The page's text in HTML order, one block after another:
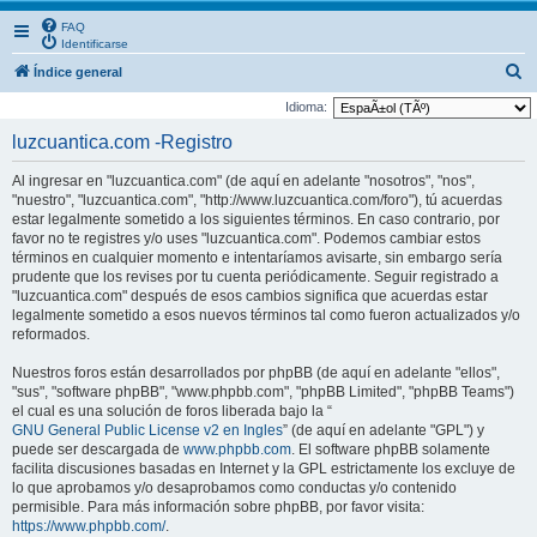
FAQ
Identificarse
Índice general
u
Idioma:
luzcuantica.com -Registro
Al ingresar en "luzcuantica.com" (de aquí en adelante "nosotros", "nos",
"nuestro", "luzcuantica.com", "http://www.luzcuantica.com/foro"), tú acuerdas
estar legalmente sometido a los siguientes términos. En caso contrario, por
favor no te registres y/o uses "luzcuantica.com". Podemos cambiar estos
términos en cualquier momento e intentaríamos avisarte, sin embargo sería
prudente que los revises por tu cuenta periódicamente. Seguir registrado a
"luzcuantica.com" después de esos cambios significa que acuerdas estar
legalmente sometido a esos nuevos términos tal como fueron actualizados y/o
reformados.
Nuestros foros están desarrollados por phpBB (de aquí en adelante "ellos",
"sus", "software phpBB", "www.phpbb.com", "phpBB Limited", "phpBB Teams")
el cual es una solución de foros liberada bajo la “
GNU General Public License v2 en Ingles” (de aquí en adelante "GPL") y
puede ser descargada de www.phpbb.com. El software phpBB solamente
facilita discusiones basadas en Internet y la GPL estrictamente los excluye de
lo que aprobamos y/o desaprobamos como conductas y/o contenido
permisible. Para más información sobre phpBB, por favor visita:
https://www.phpbb.com/.